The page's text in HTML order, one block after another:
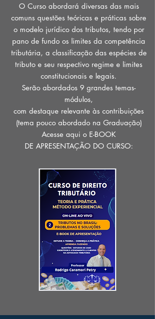
O Curso abordará diversas das mais
comuns questões teóricas e práticas sobre
o modelo jurídico dos tributos, tendo por
pano de fundo os limites da competência
tributária, a classificação das espécies de
tributo e seu respectivo regime e limites
constitucionais e legais.
Serão abordados 9 grandes temas-
módulos,
com destaque relevante às contribuições
(tema pouco abordado na Graduação)
Acesse aqui o E-BOOK
DE APRESENTAÇÃO DO CURSO: